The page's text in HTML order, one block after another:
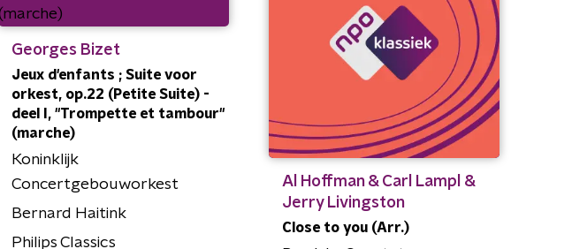
Georges Bizet
Jeux d'enfants ; Suite voor
orkest, op.22 (Petite Suite) -
deel I, "Trompette et tambour"
(marche)
Koninklijk
Concertgebouworkest
Bernard Haitink
Philips Classics
Al Hoffman & Carl Lampl &
Jerry Livingston
Close to you (Arr.)